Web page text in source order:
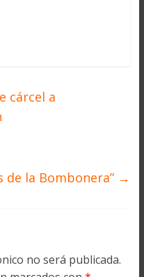
cárcel a
de la Bombonera” →
no será publicada.